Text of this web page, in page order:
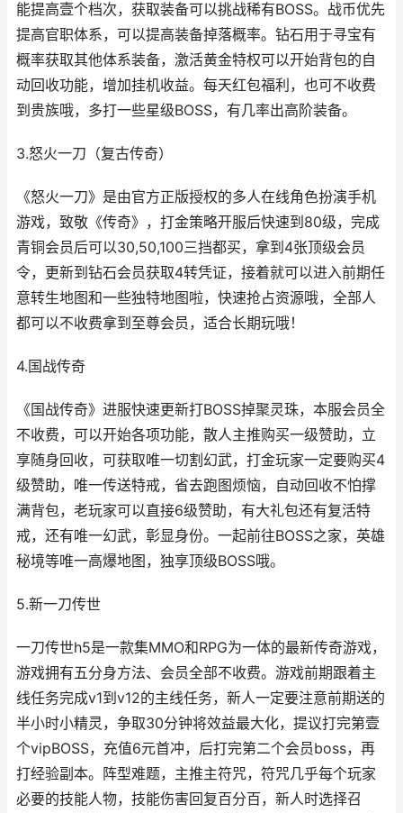
能提高壹个档次，获取装备可以挑战稀有BOSS。战币优先
提高官职体系，可以提高装备掉落概率。钻石用于寻宝有
概率获取其他体系装备，激活黄金特权可以开始背包的自
动回收功能，增加挂机收益。每天红包福利，也可不收费
到贵族哦，多打一些星级BOSS，有几率出高阶装备。
3.怒火一刀（复古传奇）
《怒火一刀》是由官方正版授权的多人在线角色扮演手机
游戏，致敬《传奇》，打金策略开服后快速到80级，完成
青铜会员后可以30,50,100三挡都买，拿到4张顶级会员
令，更新到钻石会员获取4转凭证，接着就可以进入前期任
意转生地图和一些独特地图啦，快速抢占资源哦，全部人
都可以不收费拿到至尊会员，适合长期玩哦！
4.国战传奇
《国战传奇》进服快速更新打BOSS掉聚灵珠，本服会员全
不收费，可以开始各项功能，散人主推购买一级赞助，立
享随身回收，可获取唯一切割幻武，打金玩家一定要购买4
级赞助，唯一传送特戒，省去跑图烦恼，自动回收不怕撑
满背包，老玩家可以直接6级赞助，有大礼包还有复活特
戒，还有唯一幻武，彰显身份。一起前往BOSS之家，英雄
秘境等唯一高爆地图，独享顶级BOSS哦。
5.新一刀传世
一刀传世h5是一款集MMO和RPG为一体的最新传奇游戏，
游戏拥有五分身方法、会员全部不收费。游戏前期跟着主
线任务完成v1到v12的主线任务，新人一定要注意前期送的
半小时小精灵，争取30分钟将效益最大化，提议打完第壹
个vipBOSS，充值6元首冲，后打完第二个会员boss，再
打经验副本。阵型难题，主推主符咒，符咒几乎每个玩家
必要的技能人物，技能伤害回复百分百，新人时选择召